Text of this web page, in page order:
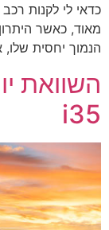
כדאי לי לקנות
מאוד, כאשר
הנמוך יחסית
i35